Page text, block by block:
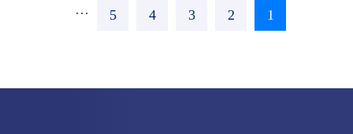
Current
1
Page
2
Page
3
Page
4
Page
5
…